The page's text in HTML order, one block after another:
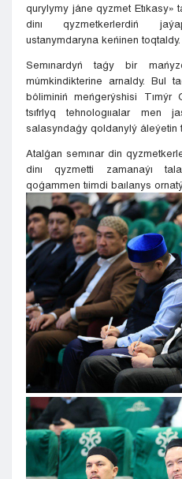
qurylymy jáne qyzmet Etıkasy»
dinı qyzmetkerlerdiń
ustanymdaryna keńinen toqtaldy.
Semınardyń taǵy bir
múmkindikterine arnaldy. Bul
bóliminiń meńgerýshisi Tımýr
tsıfrlyq tehnologııalar men
salasyndaǵy qoldanylý áleýetin
Atalǵan semınar din
dinı qyzmetti zamanaýı
qoǵammen tıimdi baılanys